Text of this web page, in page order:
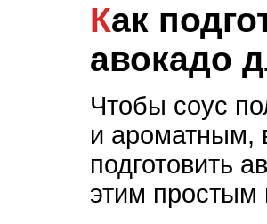
Как подготовить
авокадо
Чтобы соус
и ароматным,
подготовить
этим простым